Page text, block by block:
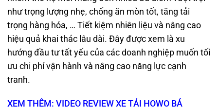
như trọng lượng nhẹ, chống ăn mòn tốt, tăng tải
trọng hàng hóa, … Tiết kiệm nhiên liệu và nâng cao
hiệu quả khai thác lâu dài. Đây được xem là xu
hướng đầu tư tất yếu của các doanh nghiệp muốn tối
ưu chi phí vận hành và nâng cao năng lực cạnh
tranh.
XEM THÊM: VIDEO REVIEW XE TẢI HOWO BÁ